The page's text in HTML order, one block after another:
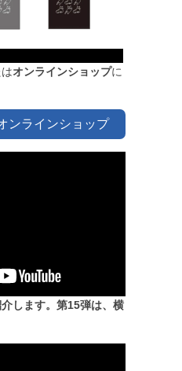
オンラインショップに
ンラインショップ
します。第15弾は、横